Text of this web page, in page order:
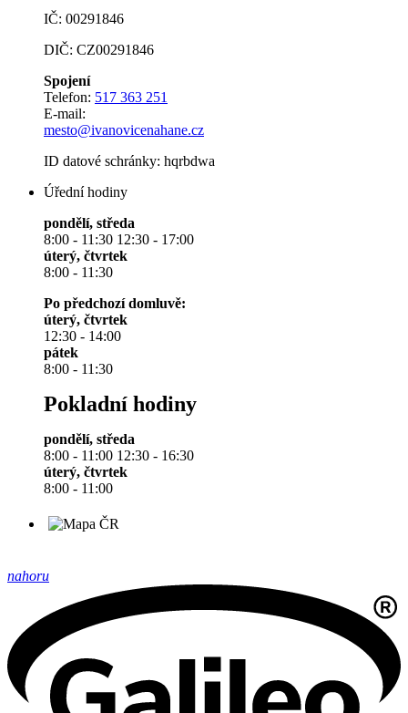
IČ: 00291846
DIČ: CZ00291846
Spojení
Telefon: 517 363 251
E-mail:
mesto@ivanovicenahane.cz
ID datové schránky: hqrbdwa
Úřední hodiny
pondělí, středa
8:00 - 11:30 12:30 - 17:00
úterý, čtvrtek
8:00 - 11:30
Po předchozí domluvě:
úterý, čtvrtek
12:30 - 14:00
pátek
8:00 - 11:30
Pokladní hodiny
pondělí, středa
8:00 - 11:00 12:30 - 16:30
úterý, čtvrtek
8:00 - 11:00
nahoru